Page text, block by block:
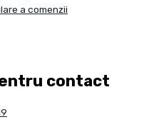
a comenzii
contact